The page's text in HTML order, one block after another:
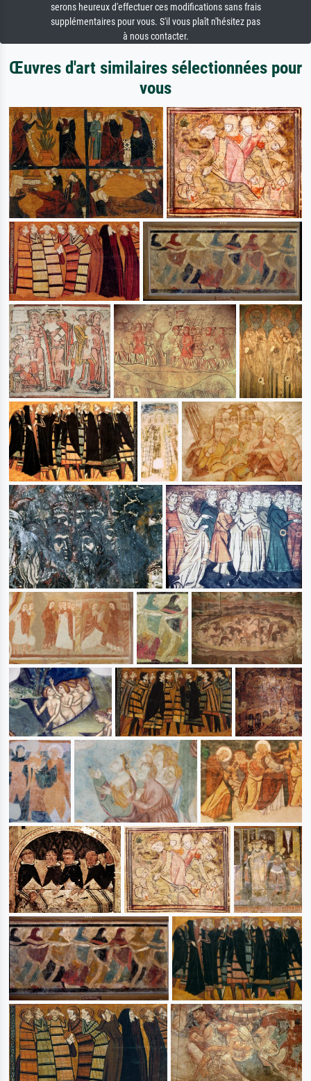
serons heureux d'effectuer ces modifications sans frais
supplémentaires pour vous. S'il vous plaît n'hésitez pas
à nous contacter.
Œuvres d'art similaires sélectionnées pour
vous